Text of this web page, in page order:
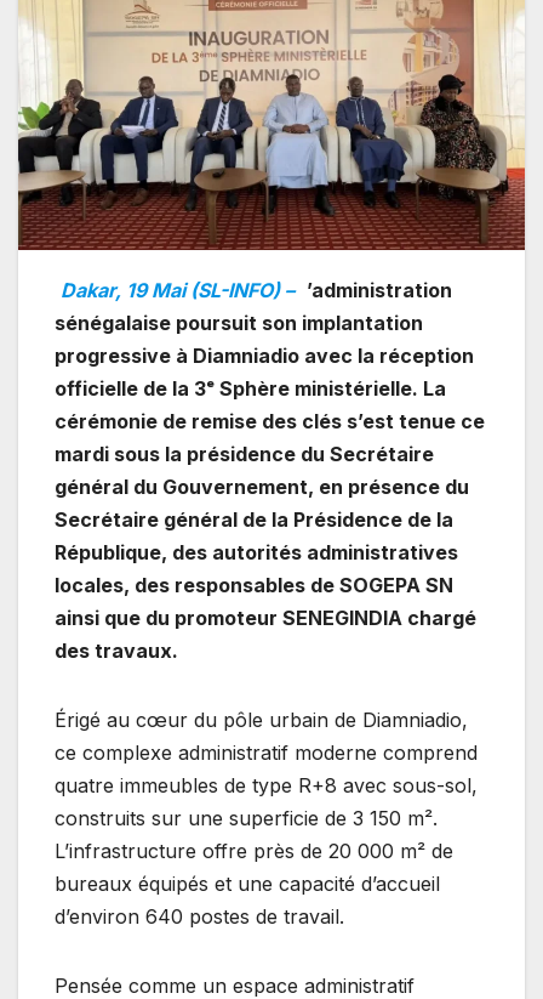
Dakar, 19 Mai (SL-INFO) – ’administration
sénégalaise poursuit son implantation
progressive à Diamniadio avec la réception
officielle de la 3ᵉ Sphère ministérielle. La
cérémonie de remise des clés s’est tenue ce
mardi sous la présidence du Secrétaire
général du Gouvernement, en présence du
Secrétaire général de la Présidence de la
République, des autorités administratives
locales, des responsables de SOGEPA SN
ainsi que du promoteur SENEGINDIA chargé
des travaux.
Érigé au cœur du pôle urbain de Diamniadio,
ce complexe administratif moderne comprend
quatre immeubles de type R+8 avec sous-sol,
construits sur une superficie de 3 150 m².
L’infrastructure offre près de 20 000 m² de
bureaux équipés et une capacité d’accueil
d’environ 640 postes de travail.
Pensée comme un espace administratif